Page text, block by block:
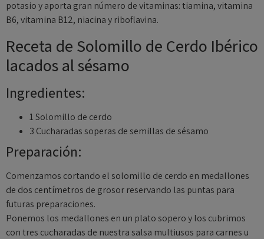
potasio y aporta gran número de vitaminas: tiamina, vitamina
B6, vitamina B12, niacina y riboflavina.
Receta de Solomillo de Cerdo Ibérico
lacados al sésamo
Ingredientes:
1 Solomillo de cerdo
3 Cucharadas soperas de semillas de sésamo
Preparación:
Comenzamos cortando el solomillo de cerdo en medallones
de dos centímetros de grosor reservando las puntas para
futuras preparaciones.
Ponemos los medallones en un plato sopero y los cubrimos
con tres cucharadas de nuestra salsa multiusos para carnes u